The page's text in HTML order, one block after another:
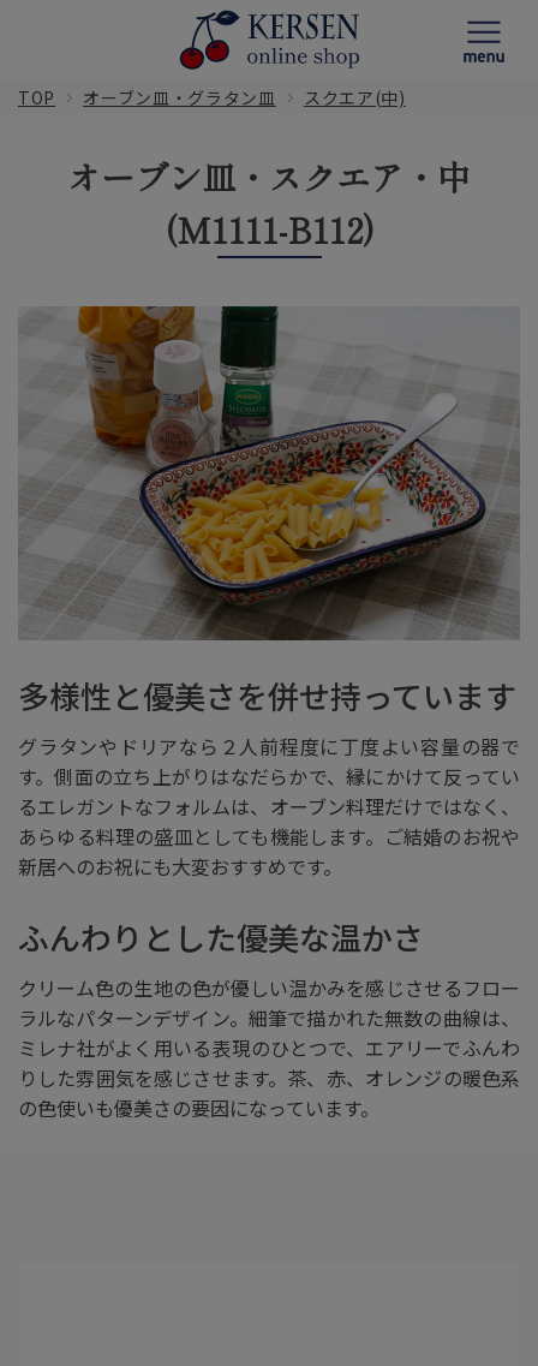
TOP オーブン皿・グラタン皿 スクエア(中)
オーブン皿・スクエア・中
(M1111-B112)
多様性と優美さを併せ持っています
グラタンやドリアなら２人前程度に丁度よい容量の器で
す。側面の立ち上がりはなだらかで、縁にかけて反ってい
るエレガントなフォルムは、オーブン料理だけではなく、
あらゆる料理の盛皿としても機能します。ご結婚のお祝や
新居へのお祝にも大変おすすめです。
ふんわりとした優美な温かさ
クリーム色の生地の色が優しい温かみを感じさせるフロー
ラルなパターンデザイン。細筆で描かれた無数の曲線は、
ミレナ社がよく用いる表現のひとつで、エアリーでふんわ
りした雰囲気を感じさせます。茶、赤、オレンジの暖色系
の色使いも優美さの要因になっています。